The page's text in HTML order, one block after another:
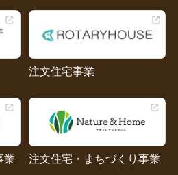
注文住宅事業
業 注文住宅・まちづくり事業